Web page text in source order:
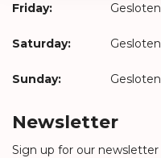
Friday: Gesloten
Saturday: Gesloten
Sunday: Gesloten
Newsletter
Sign up for our newsletter